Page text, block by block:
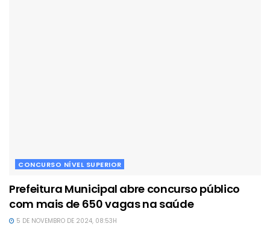
CONCURSO NÍVEL SUPERIOR
Prefeitura Municipal abre concurso público
com mais de 650 vagas na saúde
5 DE NOVEMBRO DE 2024, 08:53H